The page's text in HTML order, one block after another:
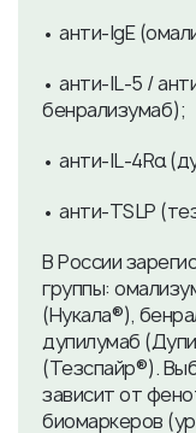
• анти‑IgE
• анти‑IL‑5 /
бенрализумаб);
• анти‑IL‑4Rα
• анти‑TSLP
В России
группы:
(Нукала®),
дупилумаб
(Тезспайр®).
зависит от
биомаркеров